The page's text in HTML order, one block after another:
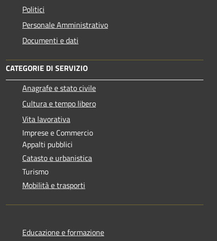
Politici
Personale Amministrativo
Documenti e dati
CATEGORIE DI SERVIZIO
Anagrafe e stato civile
Cultura e tempo libero
Vita lavorativa
Imprese e Commercio
Appalti pubblici
Catasto e urbanistica
Turismo
Mobilità e trasporti
Educazione e formazione